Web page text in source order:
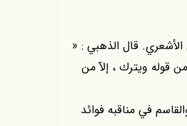
قال الذهبي : «
من قوله ويترك ، إلاّ من
في مناقبه فوائد